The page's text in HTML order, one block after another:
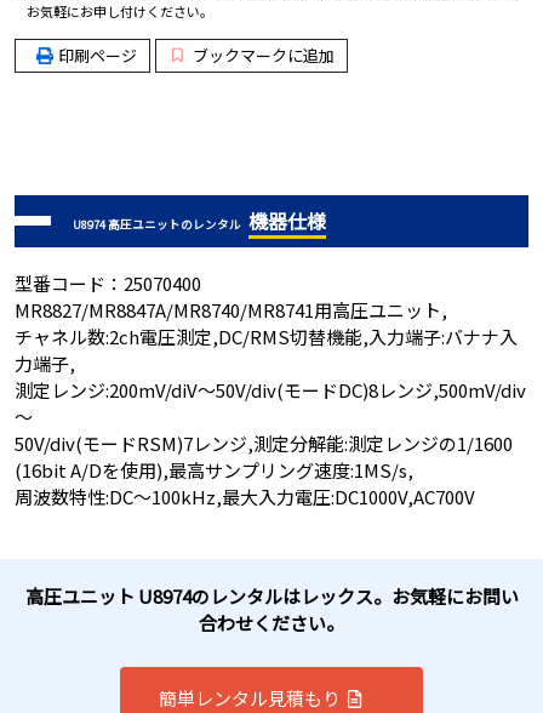
お気軽にお申し付けください。
印刷ページ ブックマークに追加
U8974 高圧ユニットのレンタル 機器仕様
型番コード：25070400
MR8827/MR8847A/MR8740/MR8741用高圧ユニット,
チャネル数:2ch電圧測定,DC/RMS切替機能,入力端子:バナナ入
力端子,
測定レンジ:200mV/diV～50V/div(モードDC)8レンジ,500mV/div
～
50V/div(モードRSM)7レンジ,測定分解能:測定レンジの1/1600
(16bit A/Dを使用),最高サンプリング速度:1MS/s,
周波数特性:DC～100kHz,最大入力電圧:DC1000V,AC700V
高圧ユニット U8974のレンタルはレックス。お気軽にお問い
合わせください。
簡単レンタル見積もり